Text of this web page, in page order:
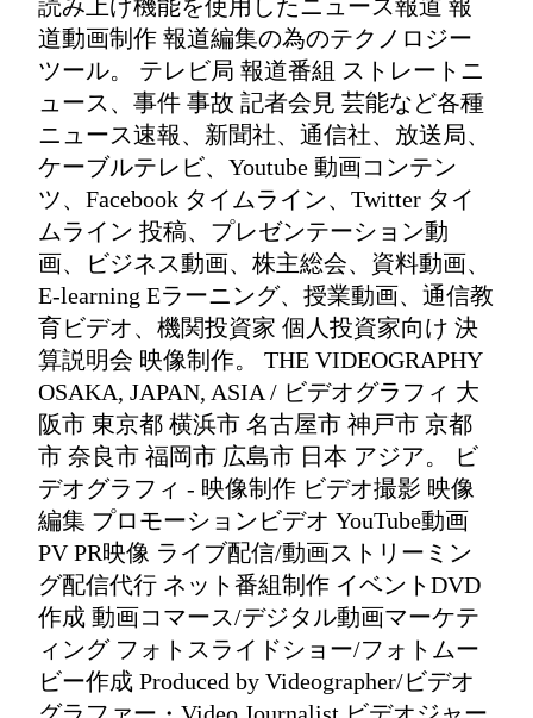
読み上げ機能を使用したニュース報道 報
道動画制作 報道編集の為のテクノロジー
ツール。 テレビ局 報道番組 ストレートニ
ュース、事件 事故 記者会見 芸能など各種
ニュース速報、新聞社、通信社、放送局、
ケーブルテレビ、Youtube 動画コンテン
ツ、Facebook タイムライン、Twitter タイ
ムライン 投稿、プレゼンテーション動
画、ビジネス動画、株主総会、資料動画、
E-learning Eラーニング、授業動画、通信教
育ビデオ、機関投資家 個人投資家向け 決
算説明会 映像制作。 THE VIDEOGRAPHY
OSAKA, JAPAN, ASIA / ビデオグラフィ 大
阪市 東京都 横浜市 名古屋市 神戸市 京都
市 奈良市 福岡市 広島市 日本 アジア。 ビ
デオグラフィ - 映像制作 ビデオ撮影 映像
編集 プロモーションビデオ YouTube動画
PV PR映像 ライブ配信/動画ストリーミン
グ配信代行 ネット番組制作 イベントDVD
作成 動画コマース/デジタル動画マーケテ
ィング フォトスライドショー/フォトムー
ビー作成 Produced by Videographer/ビデオ